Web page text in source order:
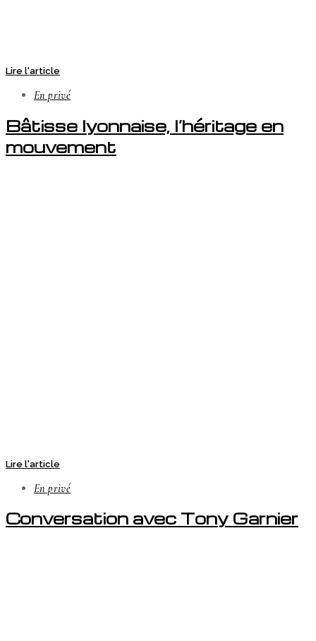
Lire l'article
En privé
Bâtisse lyonnaise, l’héritage en
mouvement
Lire l'article
En privé
Conversation avec Tony Garnier